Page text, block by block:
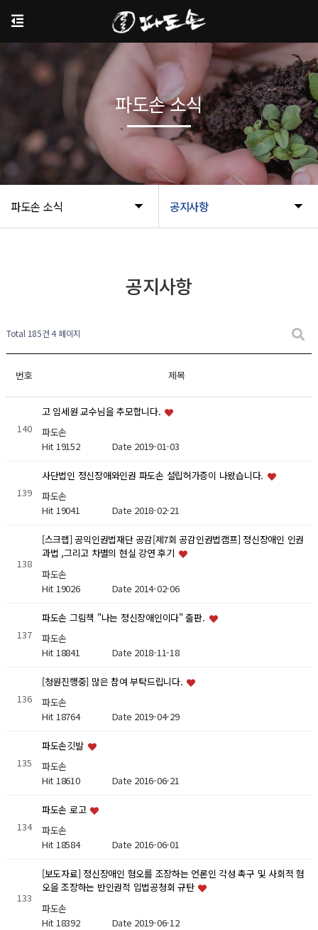
파도손 소식 공지사항
파도손 소식
공지사항
Total 185건 4 페이지
번호 제목
140
고 임세원 교수님을 추모합니다.
파도손
Hit 19152 Date 2019-01-03
139
사단법인 정신장애와인권 파도손 설립허가증이 나왔습니다.
파도손
Hit 19041 Date 2018-02-21
138
[스크랩] 공익인권법재단 공감[제7회 공감인권법캠프] 정신장애인 인권
과법 ,그리고 차별의 현실 강연 후기
파도손
Hit 19026 Date 2014-02-06
137
파도손 그림책 "나는 정신장애인이다" 출판.
파도손
Hit 18841 Date 2018-11-18
136
[청원진행중] 많은 참여 부탁드립니다.
파도손
Hit 18764 Date 2019-04-29
135
파도손깃발
파도손
Hit 18610 Date 2016-06-21
134
파도손 로고
파도손
Hit 18584 Date 2016-06-01
133
[보도자료] 정신장애인 혐오를 조장하는 언론인 각성 촉구 및 사회적 혐
오을 조장하는 반인권적 입법공청회 규탄
파도손
Hit 18392 Date 2019-06-12